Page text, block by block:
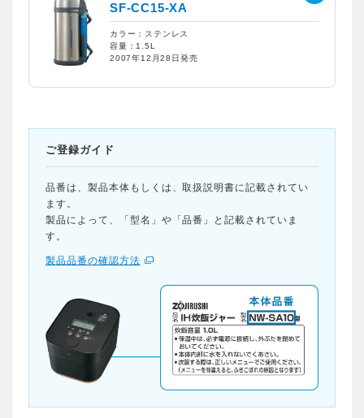
SF-CC15-XA
カラー：ステンレス
容量：1.5L
2007年12月28日発売
ご登録ガイド
品番は、製品本体もしくは、取扱説明書に記載されてい
ます。
製品によって、「型名」や「品番」と記載されていま
す。
製品品番の確認方法